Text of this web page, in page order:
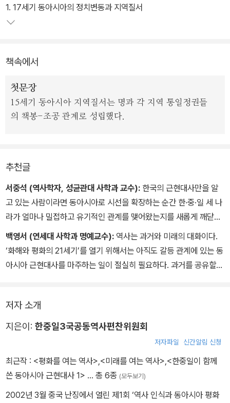
과 러일전쟁이 일어났으며, 그 파장이 무엇인지 파악하기 힘들다. 이
책은 각국사의 한계를 넘어 유기적으로 얽혀 있는 근현대 동아시아사
8개의 주제, 즉 헌법.도시.철도.이주.가족.교육.미디어.전쟁 기억 등을
통해 들여다봄으로써, 비슷하면서도 서로 다른 3국의 문화와 역사를
이해할 수 있도록 했다. 특히 근대의 제도와 문물이 3국 민중의 생활
1. 17세기 동아시아의 정치변동과 지역질서
책속에서
첫문장
15세기 동아시아 지역질서는 명과 각 지역 통일정권들
의 책봉-조공 관계로 성립했다.
추천글
서중석 (역사학자, 성균관대 사학과 교수): 한국의 근현대사만을 알
고 있는 사람이라면 동아시아로 시선을 확장하는 순간 한·중·일 세 나
라가 얼마나 밀접하고 유기적인 관계를 맺어왔는지를 새롭게 깨닫게
될 것이다. 3국의 역사학자가 6년간 함께 집필한 이 책은 세 나라의
관계사를 드러내기 위해 노력한 흔적으로 가득하다. 서로의 차이를
깨닫고 이해하는 것에서부터 공동의 역사 인식이 싹튼다고 할 때, 이
백영서 (연세대 사학과 명예교수): 역사는 과거와 미래의 대화이다.
‘화해와 평화의 21세기’를 열기 위해서는 아직도 갈등 관계에 있는 동
아시아 근현대사를 마주하는 일이 절실히 필요하다. 과거를 공유할
저자 소개
지은이: 한중일3국공동역사편찬위원회
저자파일 신간알림 신청
최근작 : <평화를 여는 역사>,<미래를 여는 역사>,<한중일이 함께
쓴 동아시아 근현대사 1> … 총 6종 (모두보기)
2002년 3월 중국 난징에서 열린 제1회 ‘역사 인식과 동아시아 평화